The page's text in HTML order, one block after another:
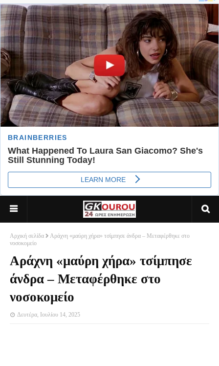
Αρχική σελίδα
Αράχνη «μαύρη χήρα» τσίμπησε άνδρα – Μεταφέρθηκε στο
νοσοκομείο
Αράχνη «μαύρη χήρα» τσίμπησε
άνδρα – Μεταφέρθηκε στο
νοσοκομείο
Δευτέρα, Ιουλίου 14, 2025